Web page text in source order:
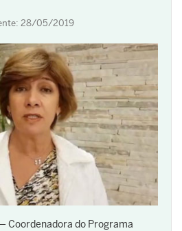
28/05/2019
Coordenadora do Programa